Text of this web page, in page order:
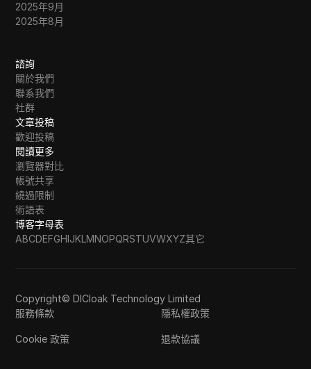
2025年9月
2025年8月
諮詢
關於我們
聯系我們
社群
文章投稿
歡迎投稿
閱讀更多
瀏覽器對比
帳號共享
繞過限制
術語表
博客字母表
ABCDEFGHIJKLMNOPQRSTUVWXYZ其它
Copyright© DICloak Technology Limited
服務條款
隱私權政策
Cookie 政策 退款協議